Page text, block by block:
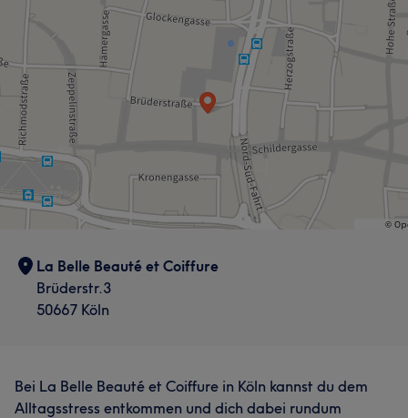
La Belle Beauté et Coiffure
Brüderstr.3
50667 Köln
Bei La Belle Beauté et Coiffure in Köln kannst du dem
Alltagsstress entkommen und dich dabei rundum